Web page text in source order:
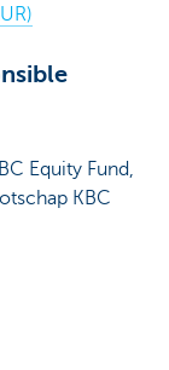
Equity Fund,
KBC